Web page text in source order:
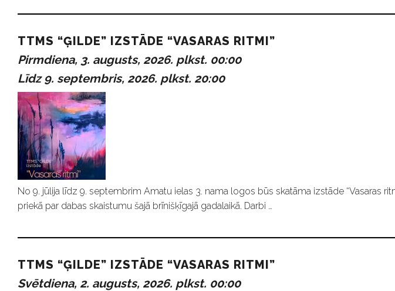
TTMS “ĢILDE” IZSTĀDE “VASARAS RITMI”
Pirmdiena, 3. augusts, 2026. plkst. 00:00
Līdz 9. septembris, 2026. plkst. 20:00
No 9. jūlija līdz 9. septembrim Amatu ielas 3. nama logos būs skatāma izstāde “Vasaras
priekā par dabas skaistumu šajā brīnišķīgajā gadalaikā. Darbi …
TTMS “ĢILDE” IZSTĀDE “VASARAS RITMI”
Svētdiena, 2. augusts, 2026. plkst. 00:00